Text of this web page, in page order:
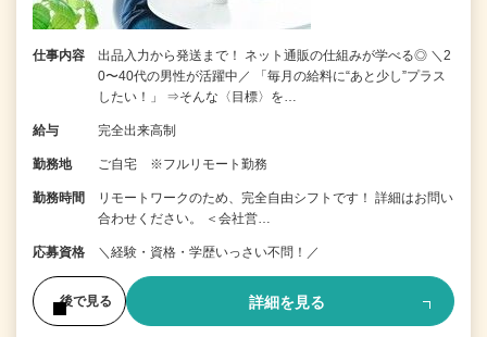
仕事内容
出品入力から発送まで！ ネット通販の仕組みが学べる◎ ＼2
0〜40代の男性が活躍中／ 「毎月の給料に“あと少し”プラス
したい！」 ⇒そんな〈目標〉を…
給与 完全出来高制
勤務地 ご自宅 ※フルリモート勤務
勤務時間
リモートワークのため、完全自由シフトです！ 詳細はお問い
合わせください。 ＜会社営…
応募資格 ＼経験・資格・学歴いっさい不問！／
後で見る 詳細を見る